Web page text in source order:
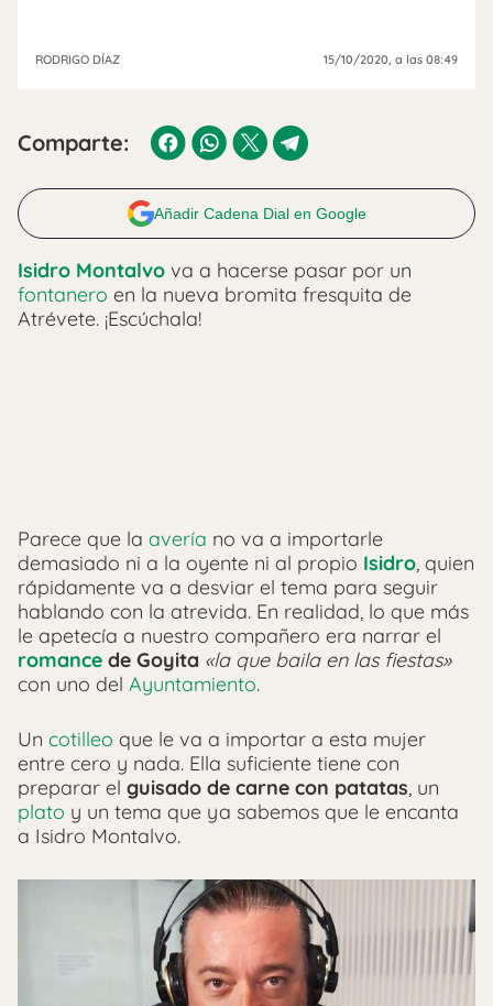
RODRIGO DÍAZ 15/10/2020 , a las 08:49
Comparte:
Añadir Cadena Dial en Google
Isidro Montalvo va a hacerse pasar por un
fontanero en la nueva bromita fresquita de
Atrévete. ¡Escúchala!
Parece que la avería no va a importarle
demasiado ni a la oyente ni al propio Isidro, quien
rápidamente va a desviar el tema para seguir
hablando con la atrevida. En realidad, lo que más
le apetecía a nuestro compañero era narrar el
romance de Goyita «la que baila en las fiestas»
con uno del Ayuntamiento.
Un cotilleo que le va a importar a esta mujer
entre cero y nada. Ella suficiente tiene con
preparar el guisado de carne con patatas, un
plato y un tema que ya sabemos que le encanta
a Isidro Montalvo.